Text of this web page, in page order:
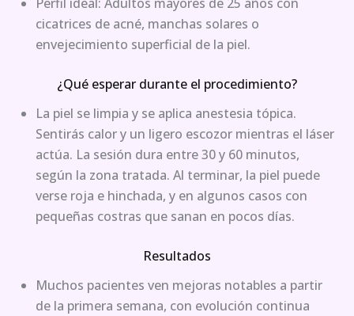
cicatrices de acné, manchas solares o
envejecimiento superficial de la piel.
¿Qué esperar durante el procedimiento?
La piel se limpia y se aplica anestesia tópica.
Sentirás calor y un ligero escozor mientras el láser
actúa. La sesión dura entre 30 y 60 minutos,
según la zona tratada. Al terminar, la piel puede
verse roja e hinchada, y en algunos casos con
pequeñas costras que sanan en pocos días.
Resultados
Muchos pacientes ven mejoras notables a partir
de la primera semana, con evolución continua